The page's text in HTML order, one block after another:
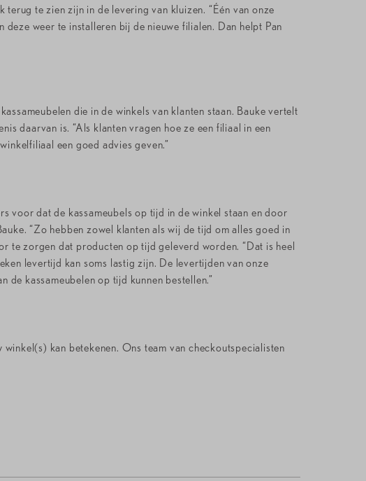
te zien zijn in de levering van kluizen. “Één van onze
weer te installeren bij de nieuwe filialen. Dan helpt Pan
die in de winkels van klanten staan. Bauke vertelt
daarvan is. “Als klanten vragen hoe ze een filiaal in een
een goed advies geven.”
voor dat de kassameubels op tijd in de winkel staan en door
“Zo hebben zowel klanten als wij de tijd om alles goed in
te zorgen dat producten op tijd geleverd worden. “Dat is heel
levertijd kan soms lastig zijn. De levertijden van onze
kassameubelen op tijd kunnen bestellen.”
kan betekenen. Ons team van checkoutspecialisten